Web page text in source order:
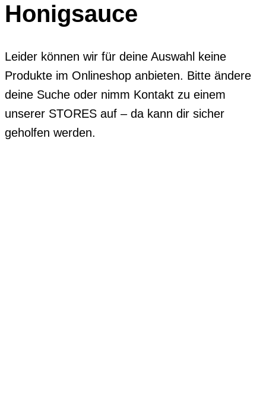
Honigsauce
Leider können wir für deine Auswahl keine
Produkte im Onlineshop anbieten. Bitte ändere
deine Suche oder nimm Kontakt zu einem
unserer STORES auf – da kann dir sicher
geholfen werden.